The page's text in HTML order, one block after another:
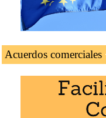
Acuerdos comerciales